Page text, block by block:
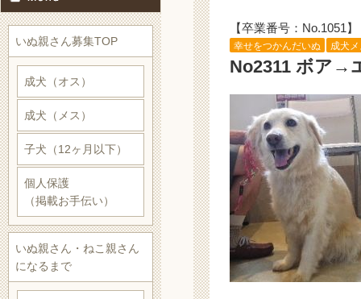
【卒業番号：No.1051】
幸せをつかんだいぬ 成犬
No2311 ボア→
いぬ親さん募集TOP
成犬（オス）
成犬（メス）
子犬（12ヶ月以下）
個人保護
（掲載お手伝い）
いぬ親さん・ねこ親さん
になるまで